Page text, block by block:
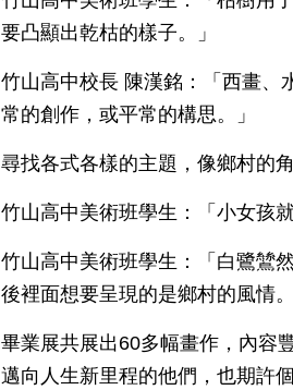
要凸顯出乾枯的樣子。」
竹山高中校長 陳漢銘：「西畫、
常的創作，或平常的構思。」
尋找各式各樣的主題，像鄉村的
竹山高中美術班學生：「小女孩
竹山高中美術班學生：「白鷺鷥
後裡面想要呈現的是鄉村的風情。
畢業展共展出60多幅畫作，內容
邁向人生新里程的他們，也期許